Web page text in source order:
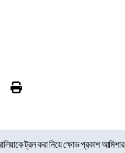
ট্রল করা নিয়ে ক্ষোভ প্রকাশ আমিশার